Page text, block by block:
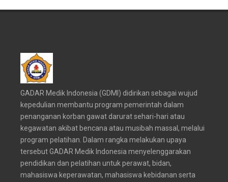
GADAR Medik Indonesia (GDMI) didirikan sebagai wujud
kepedulian membantu program pemerintah dalam
penanganan korban gawat darurat sehari-hari atau
kegawatan akibat bencana atau musibah massal, melalui
program pelatihan. Dalam rangka melakukan upaya
tersebut GADAR Medik Indonesia menyelenggarakan
pendidikan dan pelatihan untuk perawat, bidan,
mahasiswa keperawatan, mahasiswa kebidanan serta